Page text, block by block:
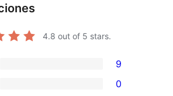
4.8 out of 5 stars.
9
0